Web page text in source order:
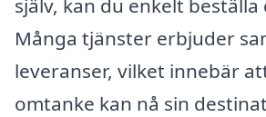
Många tjänster erbjuder
leveranser, vilket innebär
omtanke kan nå sin